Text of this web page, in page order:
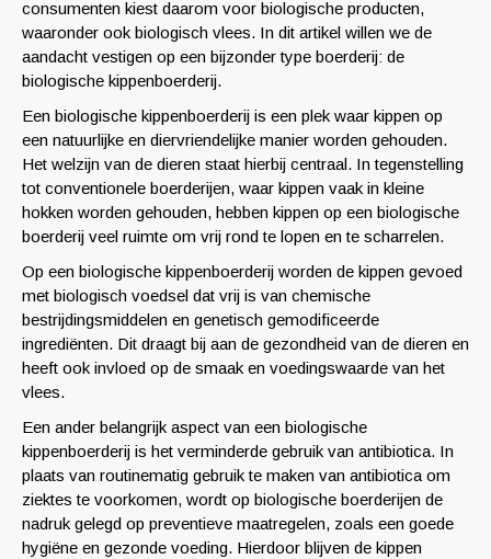
consumenten kiest daarom voor biologische producten,
waaronder ook biologisch vlees. In dit artikel willen we de
aandacht vestigen op een bijzonder type boerderij: de
biologische kippenboerderij.
Een biologische kippenboerderij is een plek waar kippen op
een natuurlijke en diervriendelijke manier worden gehouden.
Het welzijn van de dieren staat hierbij centraal. In tegenstelling
tot conventionele boerderijen, waar kippen vaak in kleine
hokken worden gehouden, hebben kippen op een biologische
boerderij veel ruimte om vrij rond te lopen en te scharrelen.
Op een biologische kippenboerderij worden de kippen gevoed
met biologisch voedsel dat vrij is van chemische
bestrijdingsmiddelen en genetisch gemodificeerde
ingrediënten. Dit draagt bij aan de gezondheid van de dieren en
heeft ook invloed op de smaak en voedingswaarde van het
vlees.
Een ander belangrijk aspect van een biologische
kippenboerderij is het verminderde gebruik van antibiotica. In
plaats van routinematig gebruik te maken van antibiotica om
ziektes te voorkomen, wordt op biologische boerderijen de
nadruk gelegd op preventieve maatregelen, zoals een goede
hygiëne en gezonde voeding. Hierdoor blijven de kippen